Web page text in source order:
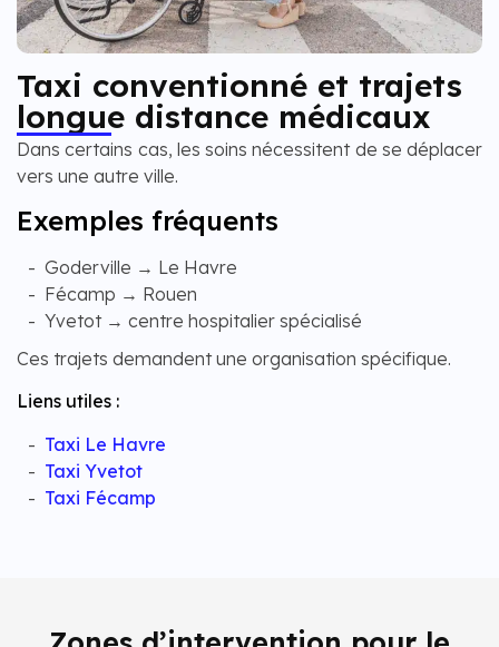
Taxi conventionné et trajets
longue distance médicaux
Dans certains cas, les soins nécessitent de se déplacer
vers une autre ville.
Exemples fréquents
Goderville → Le Havre
Fécamp → Rouen
Yvetot → centre hospitalier spécialisé
Ces trajets demandent une organisation spécifique.
Liens utiles :
Taxi Le Havre
Taxi Yvetot
Taxi Fécamp